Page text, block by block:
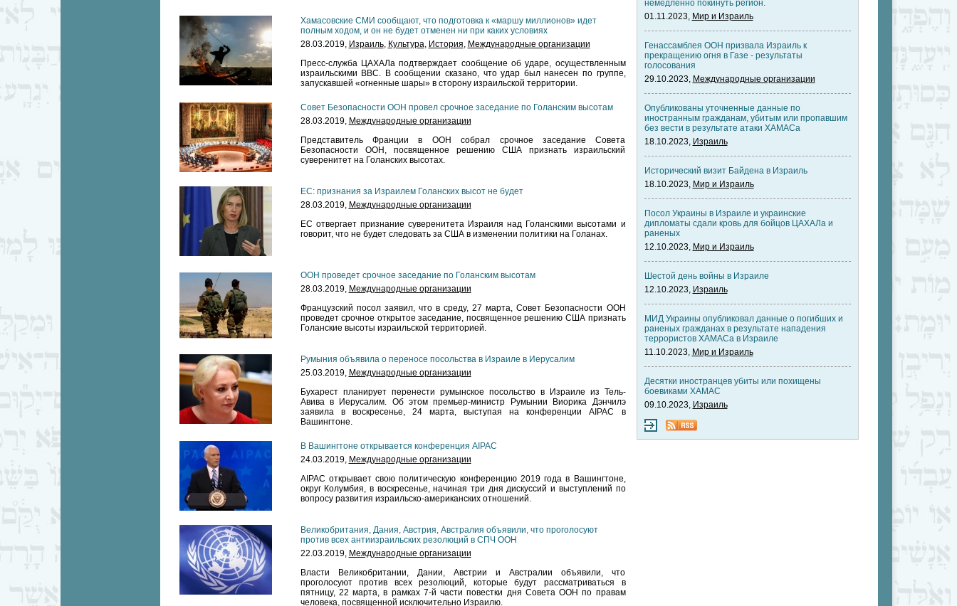
Хамасовские СМИ сообщают, что подготовка к «маршу миллионов» идет
полным ходом, и он не будет отменен ни при каких условиях
28.03.2019, Израиль, Культура, История, Международные организации
Пресс-служба ЦАХАЛа подтверждает сообщение об ударе, осуществленным
израильскими ВВС. В сообщении сказано, что удар был нанесен по группе,
запускавшей «огненные шары» в сторону израильской территории.
Совет Безопасности ООН провел срочное заседание по Голанским высотам
28.03.2019, Международные организации
Представитель Франции в ООН собрал срочное заседание Совета
Безопасности ООН, посвященное решению США признать израильский
суверенитет на Голанских высотах.
ЕС: признания за Израилем Голанских высот не будет
28.03.2019, Международные организации
ЕС отвергает признание суверенитета Израиля над Голанскими высотами и
говорит, что не будет следовать за США в изменении политики на Голанах.
ООН проведет срочное заседание по Голанским высотам
28.03.2019, Международные организации
Французский посол заявил, что в среду, 27 марта, Совет Безопасности ООН
проведет срочное открытое заседание, посвященное решению США признать
Голанские высоты израильской территорией.
Румыния объявила о переносе посольства в Израиле в Иерусалим
25.03.2019, Международные организации
Бухарест планирует перенести румынское посольство в Израиле из Тель-
Авива в Иерусалим. Об этом премьер-министр Румынии Виорика Дэнчилэ
заявила в воскресенье, 24 марта, выступая на конференции AIPAC в
Вашингтоне.
В Вашингтоне открывается конференция AIPAC
24.03.2019, Международные организации
AIPAC открывает свою политическую конференцию 2019 года в Вашингтоне,
округ Колумбия, в воскресенье, начиная три дня дискуссий и выступлений по
вопросу развития израильско-американских отношений.
Великобритания, Дания, Австрия, Австралия объявили, что проголосуют
против всех антиизраильских резолюций в СПЧ ООН
22.03.2019, Международные организации
Власти Великобритании, Дании, Австрии и Австралии объявили, что
проголосуют против всех резолюций, которые будут рассматриваться в
пятницу, 22 марта, в рамках 7-й части повестки дня Совета ООН по правам
человека, посвященной исключительно Израилю.
немедленно покинуть регион.
01.11.2023, Мир и Израиль
Генассамблея ООН призвала Израиль к
прекращению огня в Газе - результаты
голосования
29.10.2023, Международные организации
Опубликованы уточненные данные по
иностранным гражданам, убитым или пропавшим
без вести в результате атаки ХАМАСа
18.10.2023, Израиль
Исторический визит Байдена в Израиль
18.10.2023, Мир и Израиль
Посол Украины в Израиле и украинские
дипломаты сдали кровь для бойцов ЦАХАЛа и
раненых
12.10.2023, Мир и Израиль
Шестой день войны в Израиле
12.10.2023, Израиль
МИД Украины опубликовал данные о погибших и
раненых гражданах в результате нападения
террористов ХАМАСа в Израиле
11.10.2023, Мир и Израиль
Десятки иностранцев убиты или похищены
боевиками ХАМАС
09.10.2023, Израиль